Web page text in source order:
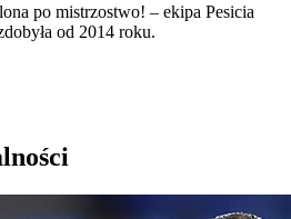
po mistrzostwo! – ekipa Pesicia
od 2014 roku.